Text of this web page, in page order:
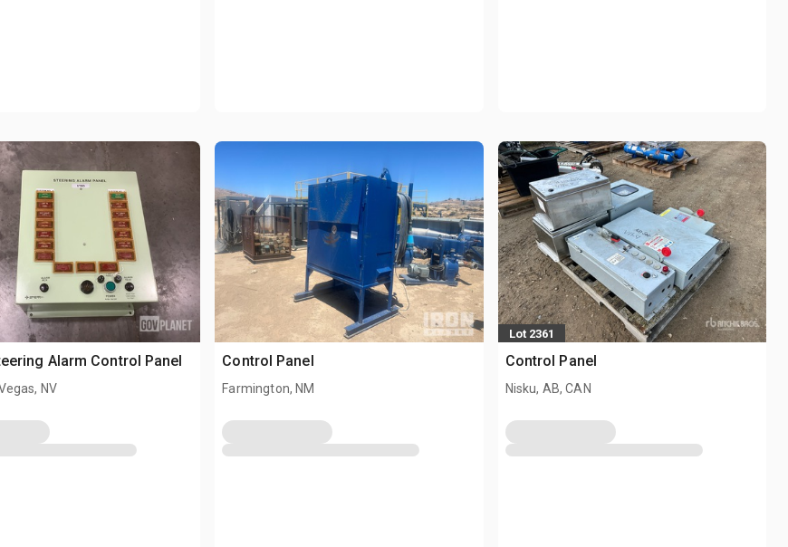
Alarm Control Panel
NV
Control Panel
Farmington, NM
Lot 2361
Control Panel
Nisku, AB, CAN